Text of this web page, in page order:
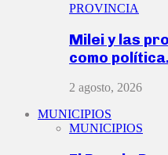
PROVINCIA
Milei y las
como
2 agosto, 2026
MUNICIPIOS
MUNICIPIOS